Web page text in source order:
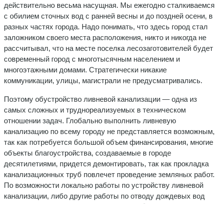
действительно весьма насущная. Мы ежегодно сталкиваемся
с обилием сточных вод с ранней весны и до поздней осени, в
разных частях города. Надо понимать, что здесь город стал
заложником своего места расположения, никто и никогда не
рассчитывал, что на месте поселка лесозаготовителей будет
современный город с многотысячным населением и
многоэтажными домами. Стратегически никакие
коммуникации, улицы, магистрали не предусматривались.
Поэтому обустройство ливневой канализации — одна из
самых сложных и труднореализуемых в техническом
отношении задач. Глобально выполнить ливневую
канализацию по всему городу не представляется возможным,
так как потребуется большой объем финансирования, многие
объекты благоустройства, создаваемые в городе
десятилетиями, придется демонтировать, так как прокладка
канализационных труб повлечет проведение земляных работ.
По возможности локально работы по устройству ливневой
канализации, либо другие работы по отводу дождевых вод